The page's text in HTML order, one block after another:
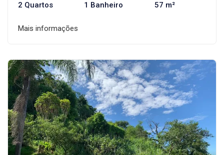
2 Quartos 1 Banheiro 57 m²
Mais informações